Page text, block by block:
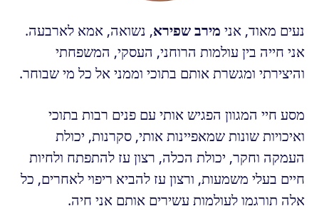
נעים מאוד, אני מירב שפירא, נשואה, אמא לארבעה.
אני חייה בין עולמות הרוחני, העסקי, המשפחתי
והיצירתי ומגשרת אותם בתוכי וממני אל כל מי שבוחר.
מסע חיי המגוון הפגיש אותי עם פנים רבות בתוכי
ואיכויות שונות שמאפיינות אותי, סקרנות, יכולת
העמקה וחקר, יכולת הכלה, רצון עז להתפתח ולחיות
חיים בעלי משמעות, ורצון עז להביא ריפוי לאחרים, כל
אלה תורגמו לעולמות עשירים אותם אני חיה.